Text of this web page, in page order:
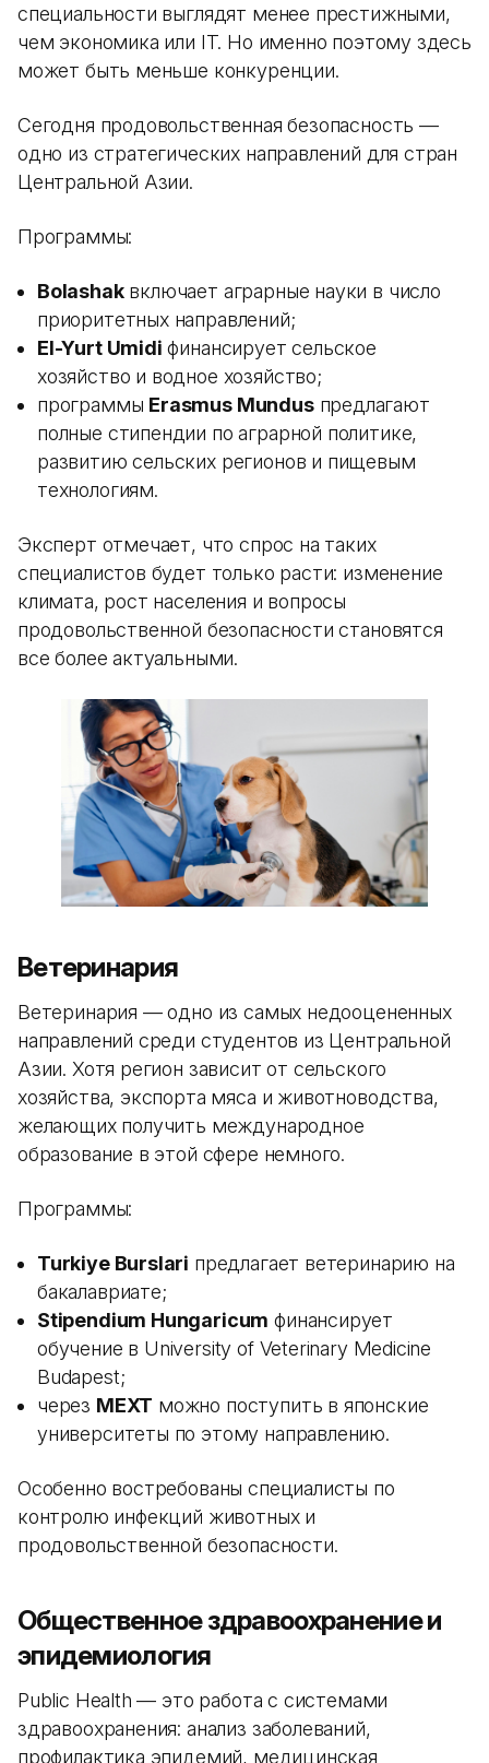
специальности выглядят менее престижными,
чем экономика или IT. Но именно поэтому здесь
может быть меньше конкуренции.
Сегодня продовольственная безопасность —
одно из стратегических направлений для стран
Центральной Азии.
Программы:
Bolashakвключает аграрные науки в число
приоритетных направлений;
El-Yurt Umidi финансирует сельское
хозяйство и водное хозяйство;
программы Erasmus Mundusпредлагают
полные стипендии по аграрной политике,
развитию сельских регионов и пищевым
технологиям.
Эксперт отмечает, что спрос на таких
специалистов будет только расти: изменение
климата, рост населения и вопросы
продовольственной безопасности становятся
все более актуальными.
Ветеринария
Ветеринария — одно из самых недооцененных
направлений среди студентов из Центральной
Азии. Хотя регион зависит от сельского
хозяйства, экспорта мяса и животноводства,
желающих получить международное
образование в этой сфере немного.
Программы:
Turkiye Burslari предлагает ветеринарию на
бакалавриате;
Stipendium Hungaricum финансирует
обучение в University of Veterinary Medicine
Budapest;
через MEXT можно поступить в японские
университеты по этому направлению.
Особенно востребованы специалисты по
контролю инфекций животных и
продовольственной безопасности.
Общественное здравоохранение и
эпидемиология
Public Health — это работа с системами
здравоохранения: анализ заболеваний,
профилактика эпидемий, медицинская